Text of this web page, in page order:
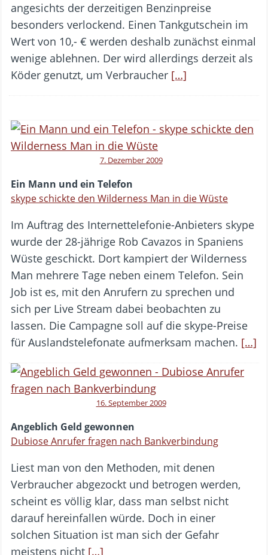
angesichts der derzeitigen Benzinpreise
besonders verlockend. Einen Tankgutschein im
Wert von 10,- € werden deshalb zunächst einmal
wenige ablehnen. Der wird allerdings derzeit als
Köder genutzt, um Verbraucher […]
7. Dezember 2009
Ein Mann und ein Telefon
skype schickte den Wilderness Man in die Wüste
Im Auftrag des Internettelefonie-Anbieters skype
wurde der 28-jährige Rob Cavazos in Spaniens
Wüste geschickt. Dort kampiert der Wilderness
Man mehrere Tage neben einem Telefon. Sein
Job ist es, mit den Anrufern zu sprechen und
sich per Live Stream dabei beobachten zu
lassen. Die Campagne soll auf die skype-Preise
für Auslandstelefonate aufmerksam machen. […]
16. September 2009
Angeblich Geld gewonnen
Dubiose Anrufer fragen nach Bankverbindung
Liest man von den Methoden, mit denen
Verbraucher abgezockt und betrogen werden,
scheint es völlig klar, dass man selbst nicht
darauf hereinfallen würde. Doch in einer
solchen Situation ist man sich der Gefahr
meistens nicht […]